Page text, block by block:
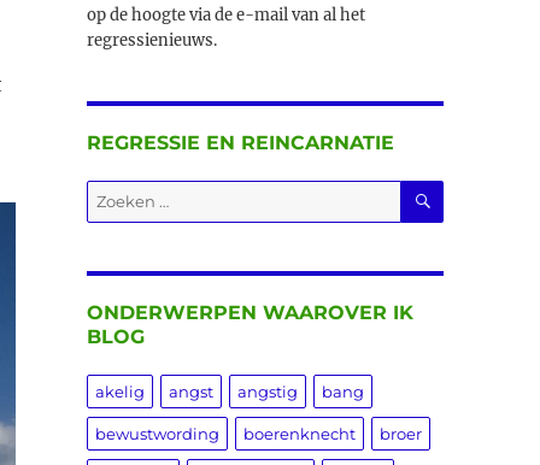
op de hoogte via de e-mail van al het
regressienieuws.
REGRESSIE EN REINCARNATIE
Zoeken
naar:
ZOEKEN
ONDERWERPEN WAAROVER IK
BLOG
akelig angst angstig bang
bewustwording boerenknecht broer